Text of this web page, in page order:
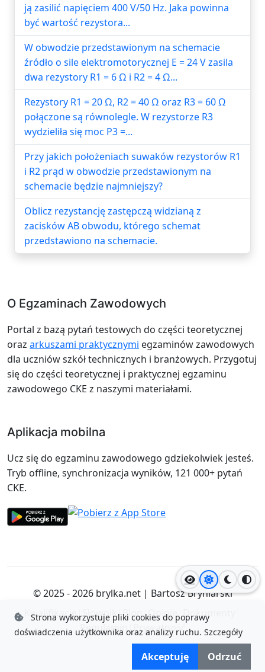
Jasny motyw
Ciemny
ją zasilić napięciem 400 V/50 Hz. Jaka powinna
być wartość rezystora...
W obwodzie przedstawionym na schemacie
źródło o sile elektromotorycznej E = 24 V zasila
dwa rezystory R1 = 6 Ω i R2 = 4 Ω...
Rezystory R1 = 20 Ω, R2 = 40 Ω oraz R3 = 60 Ω
połączone są równolegle. W rezystorze R3
wydzieliła się moc P3 =...
Przy jakich położeniach suwaków rezystorów R1
i R2 prąd w obwodzie przedstawionym na
schemacie będzie najmniejszy?
Oblicz rezystancję zastępczą widzianą z
zacisków AB obwodu, którego schemat
przedstawiono na schemacie.
O Egzaminach Zawodowych
Portal z bazą pytań testowych do części teoretycznej
oraz arkuszami praktycznymi egzaminów zawodowych
dla uczniów szkół technicznych i branżowych. Przygotuj
się do części teoretycznej i praktycznej egzaminu
zawodowego CKE z naszymi materiałami.
Aplikacja mobilna
Ucz się do egzaminu zawodowego gdziekolwiek jesteś.
Tryb offline, synchronizacja wyników, 121 000+ pytań
CKE.
© 2025 - 2026 brylka.net| Bartosz Bryniarski
Kwalifikacje|Słownik|Blog|Opinie|Dokumenty
Regulamin|Prywatność
Strona wykorzystuje pliki cookies do poprawy
doświadczenia użytkownika oraz analizy ruchu. Szczegóły
Akceptuję Odrzuć